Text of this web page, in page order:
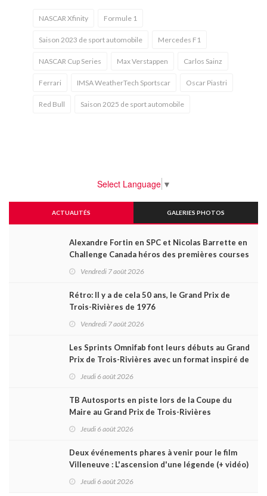
NASCAR Xfinity Formule 1
Saison 2023 de sport automobile Mercedes F1
NASCAR Cup Series Max Verstappen Carlos Sainz
Ferrari IMSA WeatherTech Sportscar Oscar Piastri
Red Bull Saison 2025 de sport automobile
Select Language ▼
ACTUALITÉS GALERIES PHOTOS
Alexandre Fortin en SPC et Nicolas Barrette en
Challenge Canada héros des premières courses
Vendredi 7 août 2026
Rétro: Il y a de cela 50 ans, le Grand Prix de
Trois-Rivières de 1976
Vendredi 7 août 2026
Les Sprints Omnifab font leurs débuts au Grand
Prix de Trois-Rivières avec un format inspiré de
Jeudi 6 août 2026
TB Autosports en piste lors de la Coupe du
Maire au Grand Prix de Trois-Rivières
Jeudi 6 août 2026
Deux événements phares à venir pour le film
Villeneuve : L'ascension d'une légende (+ vidéo)
Jeudi 6 août 2026